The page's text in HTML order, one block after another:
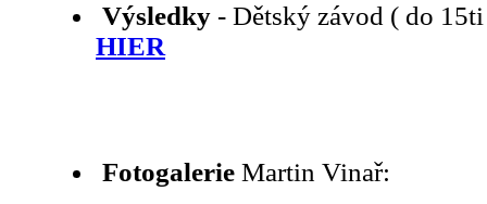
Výsledky - Dětský závod ( do
HIER
Fotogalerie Martin Vinař: